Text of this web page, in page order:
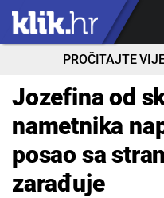
PROČITAJTE
Jozefina od
nametnika
posao sa
zarađuje